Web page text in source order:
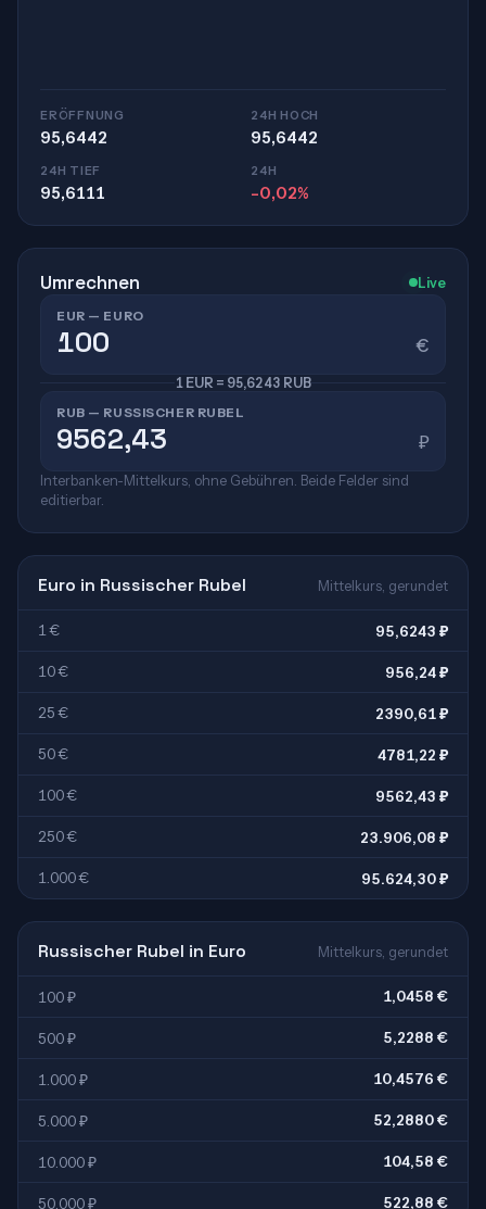
ERÖFFNUNG
95,6442
24H HOCH
95,6442
24H TIEF
95,6111
24H
-0,02%
Umrechnen Live
EUR — EURO
€
1 EUR = 95,6243 RUB
RUB — RUSSISCHER RUBEL
₽
Interbanken-Mittelkurs, ohne Gebühren. Beide Felder sind
editierbar.
Euro in Russischer Rubel Mittelkurs, gerundet
1 € 95,6243 ₽
10 € 956,24 ₽
25 € 2390,61 ₽
50 € 4781,22 ₽
100 € 9562,43 ₽
250 € 23.906,08 ₽
1.000 € 95.624,30 ₽
Russischer Rubel in Euro Mittelkurs, gerundet
100 ₽ 1,0458 €
500 ₽ 5,2288 €
1.000 ₽ 10,4576 €
5.000 ₽ 52,2880 €
10.000 ₽ 104,58 €
50.000 ₽ 522,88 €